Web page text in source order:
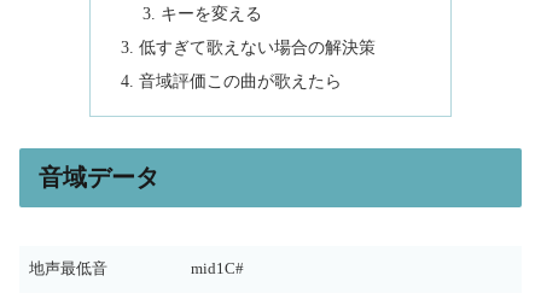
キーを変える
低すぎて歌えない場合の解決策
音域評価この曲が歌えたら
音域データ
地声最低音 mid1C#